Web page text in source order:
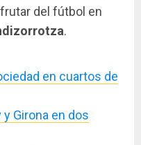
del fútbol en
.
en cuartos de
Girona en dos